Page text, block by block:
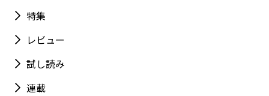
特集
レビュー
試し読み
連載